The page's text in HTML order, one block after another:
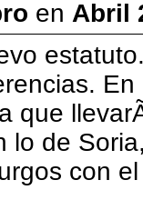
en Abril
que
lo de
con